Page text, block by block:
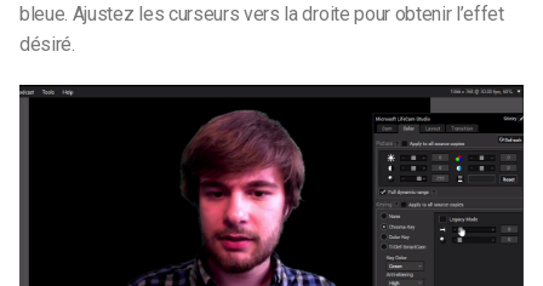
bleue. Ajustez les curseurs vers la droite pour obtenir l’effet
désiré.